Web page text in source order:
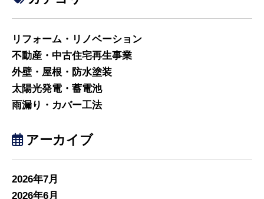
リフォーム・リノベーション
不動産・中古住宅再生事業
外壁・屋根・防水塗装
太陽光発電・蓄電池
雨漏り・カバー工法
アーカイブ
2026年7月
2026年6月